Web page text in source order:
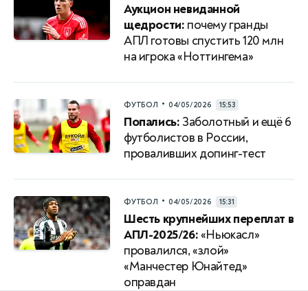
Аукцион невиданной
щедрости: почему гранды
АПЛ готовы спустить 120 млн
на игрока «Ноттингема»
ФУТБОЛ • 04/05/2026 15:53
Попались:Заболотный и ещё 6
футболистов в России,
проваливших допинг-тест
ФУТБОЛ • 04/05/2026 15:31
Шесть крупнейших переплат в
АПЛ-2025/26:«Ньюкасл»
провалился, «злой»
«Манчестер Юнайтед»
оправдан